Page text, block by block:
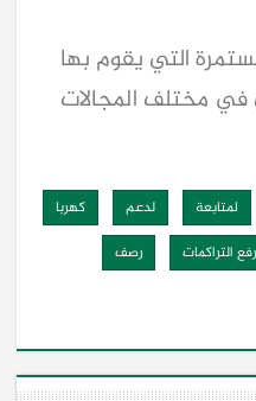
التي يقوم بها
في مختلف المجالات
لمتابعة لدعم
كهربا
رفع التراكمات رصف